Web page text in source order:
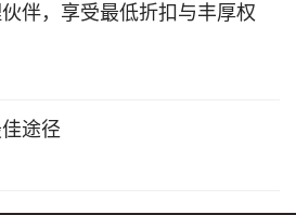
伴，享受最低折扣与丰厚权
途径